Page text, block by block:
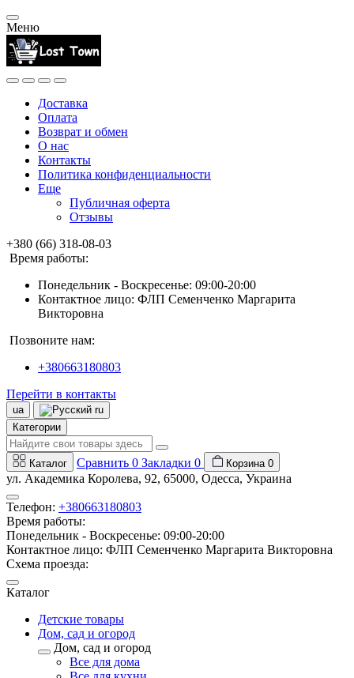
Меню
Доставка
Оплата
Возврат и обмен
О нас
Контакты
Политика конфиденциальности
Еще
Публичная оферта
Отзывы
+380 (66) 318-08-03
Время работы:
Понедельник - Воскресенье: 09:00-20:00
Контактное лицо: ФЛП Семенченко Маргарита
Викторовна
Позвоните нам:
+380663180803
Перейти в контакты
ua
ru
Категории
Каталог Сравнить 0 Закладки 0 Корзина 0
ул. Академика Королева, 92, 65000, Одесса, Украина
Телефон: +380663180803
Время работы:
Понедельник - Воскресенье: 09:00-20:00
Контактное лицо: ФЛП Семенченко Маргарита Викторовна
Схема проезда:
Каталог
Детские товары
Дом, сад и огород
Дом, сад и огород
Все для дома